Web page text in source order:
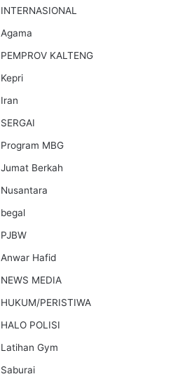
INTERNASIONAL
Agama
PEMPROV KALTENG
Kepri
Iran
SERGAI
Program MBG
Jumat Berkah
Nusantara
begal
PJBW
Anwar Hafid
NEWS MEDIA
HUKUM/PERISTIWA
HALO POLISI
Latihan Gym
Saburai